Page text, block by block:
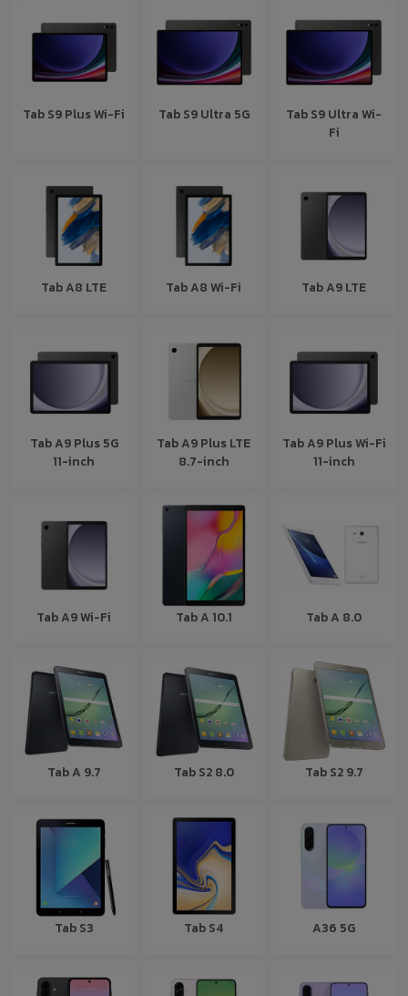
Tab S9 Plus Wi-Fi Tab S9 Ultra 5G
Tab S9 Ultra Wi-
Fi
Tab A8 LTE Tab A8 Wi-Fi Tab A9 LTE
Tab A9 Plus 5G
11-inch
Tab A9 Plus LTE
8.7-inch
Tab A9 Plus Wi-Fi
11-inch
Tab A9 Wi-Fi Tab A 10.1 Tab A 8.0
Tab A 9.7 Tab S2 8.0 Tab S2 9.7
Tab S3 Tab S4 A36 5G